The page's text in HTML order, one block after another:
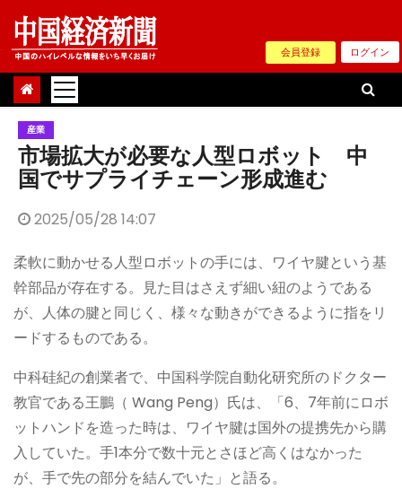
Skip
content
会員登録 ログイン
産業
市場拡大が必要な人型ロボット 中
国でサプライチェーン形成進む
2025/05/28 14:07
柔軟に動かせる人型ロボットの手には、ワイヤ腱という基
幹部品が存在する。見た目はさえず細い紐のようである
が、人体の腱と同じく、様々な動きができるように指をリ
ードするものである。
中科硅紀の創業者で、中国科学院自動化研究所のドクター
教官である王鵬（ Wang Peng）氏は、「6、7年前にロボ
ットハンドを造った時は、ワイヤ腱は国外の提携先から購
入していた。手1本分で数十元とさほど高くはなかった
が、手で先の部分を結んでいた」と語る。